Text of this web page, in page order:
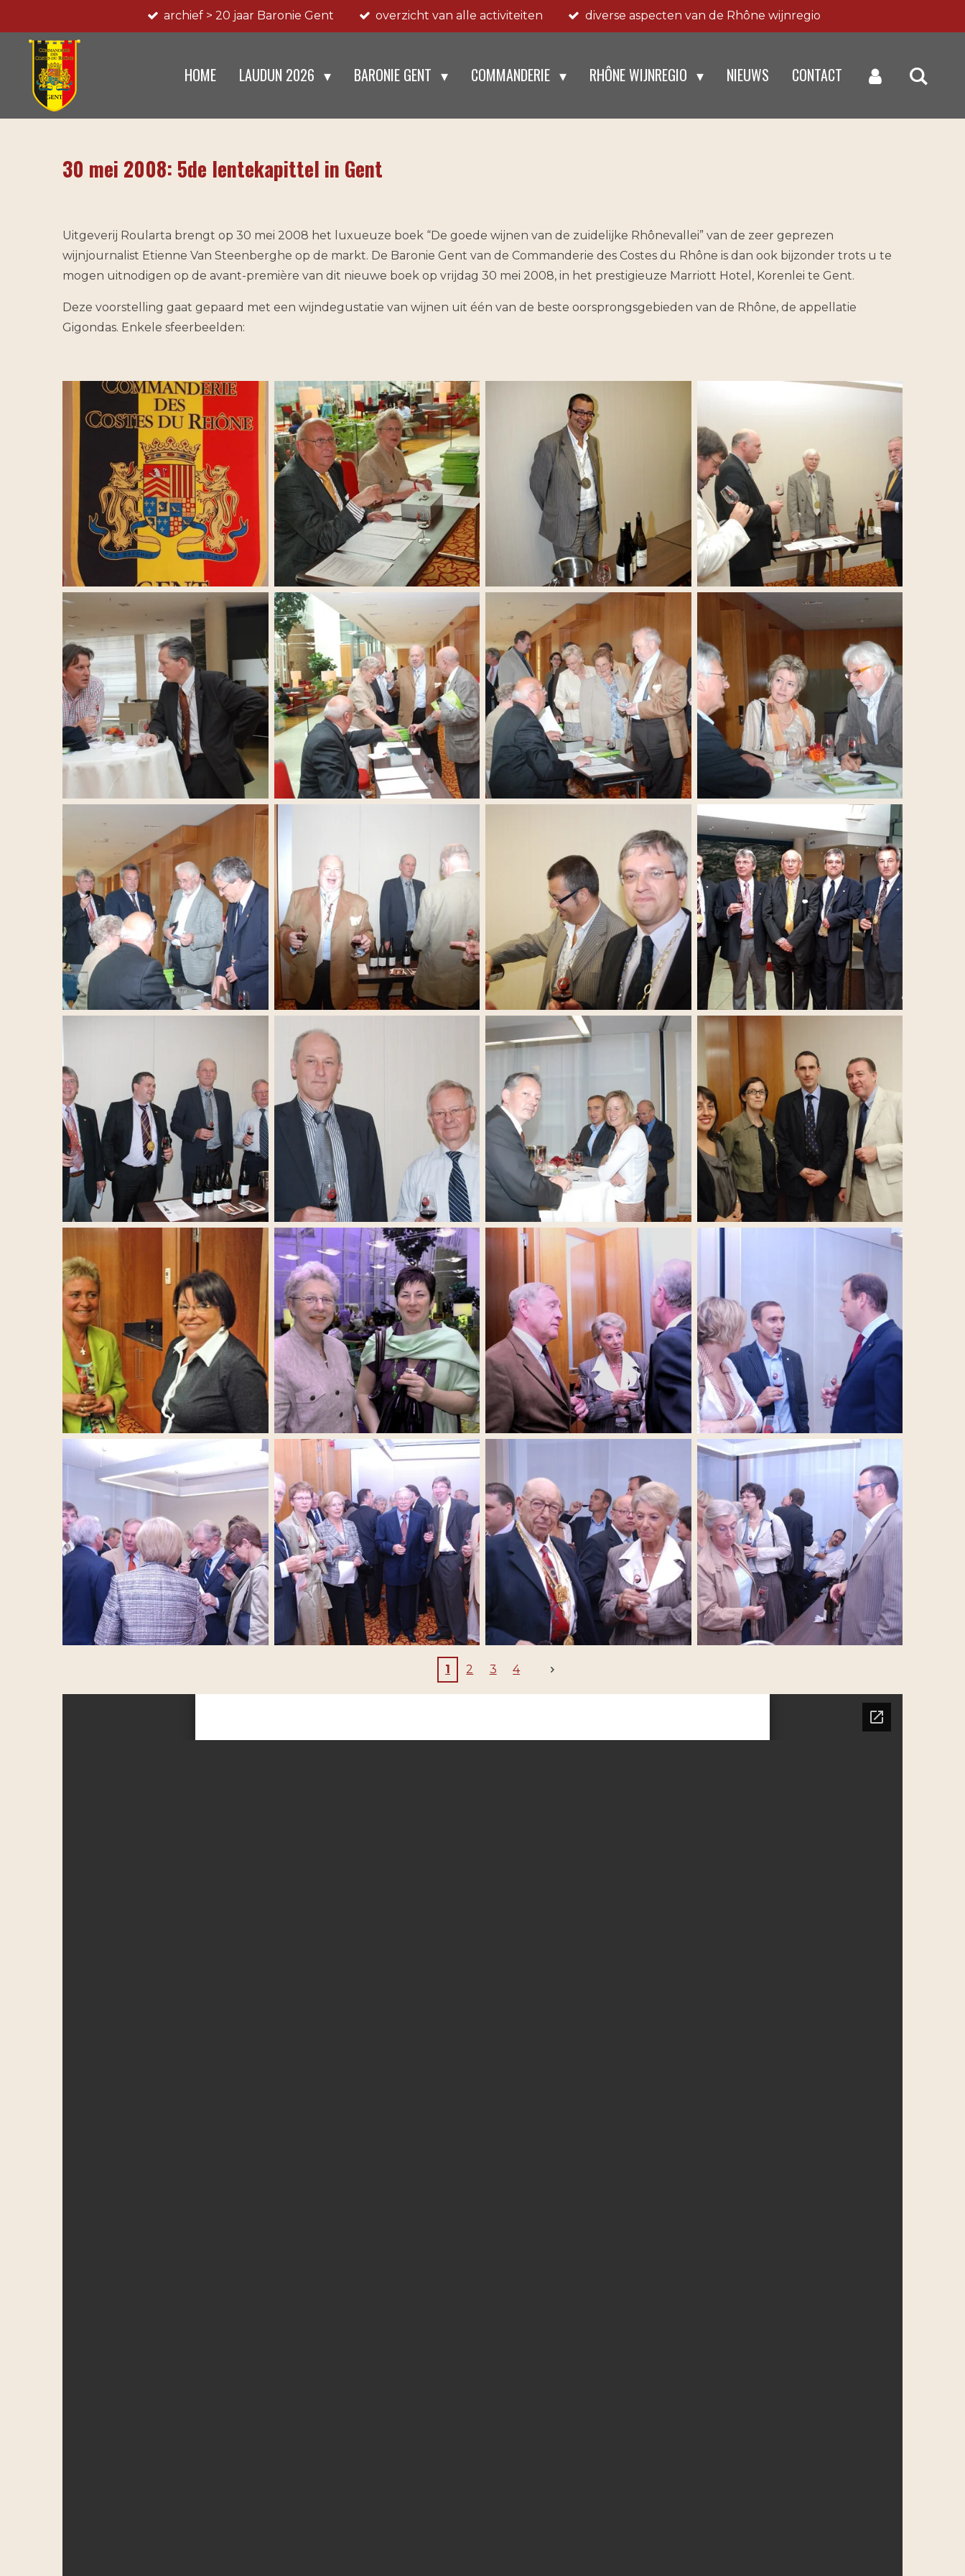
direct
hoofdinhoud
archief > 20 jaar Baronie Gent overzicht van alle activiteiten diverse aspecten van de Rhône wijnregio
HOME LAUDUN 2026 BARONIE GENT COMMANDERIE RHÔNE WIJNREGIO NIEUWS CONTACT
30 mei 2008: 5de lentekapittel in Gent
Uitgeverij Roularta brengt op 30 mei 2008 het luxueuze boek “De goede wijnen van de zuidelijke Rhônevallei” van de zeer geprezen
wijnjournalist Etienne Van Steenberghe op de markt. De Baronie Gent van de Commanderie des Costes du Rhône is dan ook bijzonder trots u te
mogen uitnodigen op de avant-première van dit nieuwe boek op vrijdag 30 mei 2008, in het prestigieuze Marriott Hotel, Korenlei te Gent.
Deze voorstelling gaat gepaard met een wijndegustatie van wijnen uit één van de beste oorsprongsgebieden van de Rhône, de appellatie
Gigondas. Enkele sfeerbeelden:
1 2 3 4